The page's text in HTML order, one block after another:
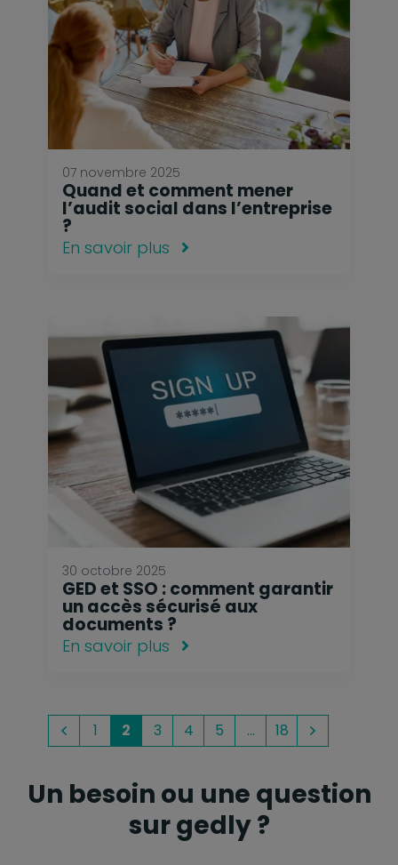
07 novembre 2025
Quand et comment mener
l’audit social dans l’entreprise
?
En savoir plus
30 octobre 2025
GED et SSO : comment garantir
un accès sécurisé aux
documents ?
En savoir plus
Précédent
1 2 3 4 5 … 18 Suivant
Un besoin ou une question
sur gedly ?